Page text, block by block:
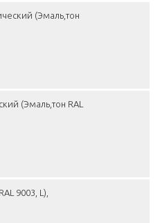
(Эмаль,тон
(Эмаль,тон RAL
9003, L),